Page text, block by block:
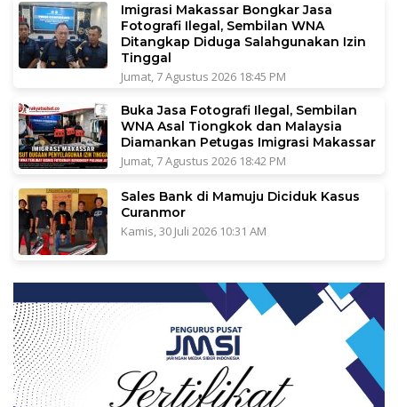
Imigrasi Makassar Bongkar Jasa
Fotografi Ilegal, Sembilan WNA
Ditangkap Diduga Salahgunakan Izin
Tinggal
Jumat, 7 Agustus 2026 18:45 PM
Buka Jasa Fotografi Ilegal, Sembilan
WNA Asal Tiongkok dan Malaysia
Diamankan Petugas Imigrasi Makassar
Jumat, 7 Agustus 2026 18:42 PM
Sales Bank di Mamuju Diciduk Kasus
Curanmor
Kamis, 30 Juli 2026 10:31 AM